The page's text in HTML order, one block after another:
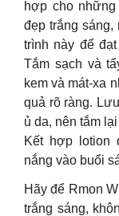
hợp cho những
đẹp trắng
trình này để
Tắm sạch và
kem và mát-xa
quả rõ ràng.
ủ da, nên tắm
Kết hợp lotion
nắng vào buổi
Hãy để Rmon
trắng sáng,